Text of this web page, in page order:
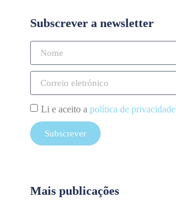
Subscrever a newsletter
Li e aceito a política de privacidade
Subscrever
Mais publicações